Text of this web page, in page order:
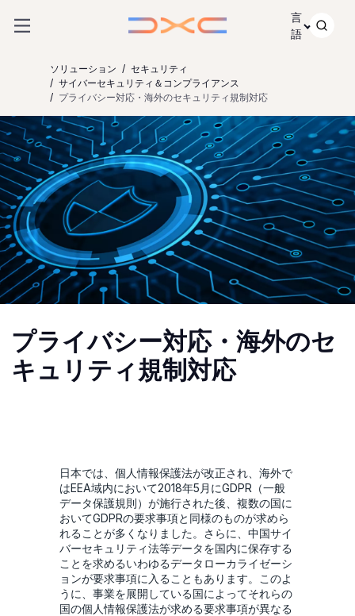
言
語
ソリューション
セキュリティ
サイバーセキュリティ＆コンプライアンス
プライバシー対応・海外のセキュリティ規制対応
プライバシー対応・海外のセ
キュリティ規制対応
日本では、個人情報保護法が改正され、海外で
はEEA域内において2018年5月にGDPR（一般
データ保護規則）が施行された後、複数の国に
おいてGDPRの要求事項と同様のものが求めら
れることが多くなりました。さらに、中国サイ
バーセキュリティ法等データを国内に保存する
ことを求めるいわゆるデータローカライゼーシ
ョンが要求事項に入ることもあります。このよ
うに、事業を展開している国によってそれらの
国の個人情報保護法が求める要求事項が異なる